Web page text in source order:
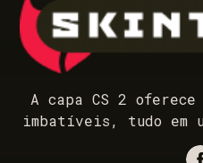
A capa CS 2
imbatíveis, tudo em